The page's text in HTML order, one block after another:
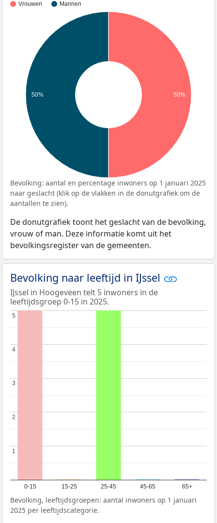
Vrouwen Mannen
50% 50%
Bevolking: aantal en percentage inwoners op 1 januari 2025
naar geslacht (klik op de vlakken in de donutgrafiek om de
aantallen te zien).
De donutgrafiek toont het geslacht van de bevolking,
vrouw of man. Deze informatie komt uit het
bevolkingsregister van de gemeenten.
Bevolking naar leeftijd in IJssel
IJssel in Hoogeveen telt 5 inwoners in de
leeftijdsgroep 0-15 in 2025.
0-15 15-25 25-45 45-65 65+
1
1
2
2
3
3
4
4
5
5
Bevolking, leeftijdsgroepen: aantal inwoners op 1 januari
2025 per leeftijdscategorie.